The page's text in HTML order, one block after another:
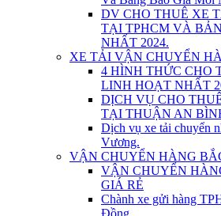
DV CHO THUÊ XE
TẠI TPHCM VÀ
NHẤT 2024.
XE TẢI VẬN CHUYỂN
4 HÌNH THỨC CHO
LINH HOẠT NHẤT
DỊCH VỤ CHO
TẠI THUẬN AN
Dịch vụ xe tải chuyển
Vương.
VẬN CHUYỂN HÀNG
VẬN CHUYỂN
GIÁ RẺ
Chành xe gửi hàng
Đồng